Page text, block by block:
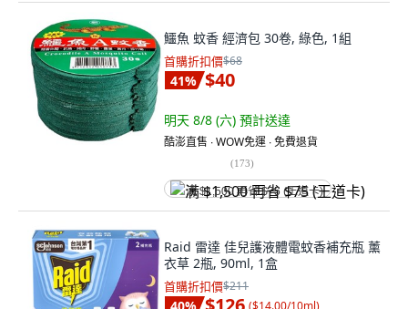
鱷魚 蚊香 經濟包 30卷, 綠色, 1組
首購折扣價$68
41% $40
明天 8/8 (六) 預計送達
酷澎直售 ∙ WOW免運 ∙ 免費退貨
(173)
满 $1,500 再省 $75 (王道卡)
Raid 雷達 佳兒護液體電蚊香補充瓶 薰
衣草 2瓶, 90ml, 1盒
首購折扣價$211
($14.00/10ml)